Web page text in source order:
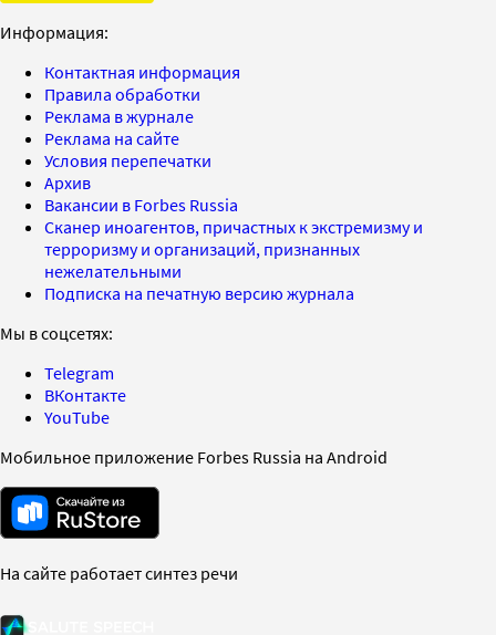
Информация:
Контактная информация
Правила обработки
Реклама в журнале
Реклама на сайте
Условия перепечатки
Архив
Вакансии в Forbes Russia
Сканер иноагентов, причастных к экстремизму и
терроризму и организаций, признанных
нежелательными
Подписка на печатную версию журнала
Мы в соцсетях:
Telegram
ВКонтакте
YouTube
Мобильное приложение Forbes Russia на Android
На сайте работает синтез речи